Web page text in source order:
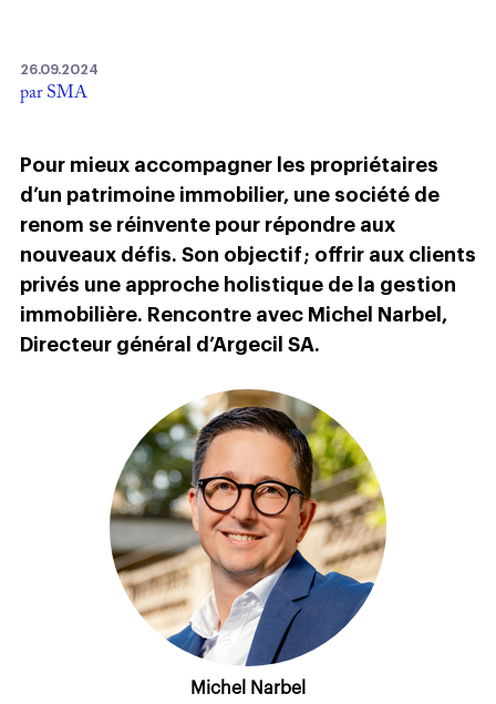
26.09.2024
par SMA
Pour mieux accompagner les propriétaires
d’un patrimoine immobilier, une société de
renom se réinvente pour répondre aux
nouveaux défis. Son objectif ; offrir aux clients
privés une approche holistique de la gestion
immobilière. Rencontre avec Michel Narbel,
Directeur général d’Argecil SA.
Michel Narbel